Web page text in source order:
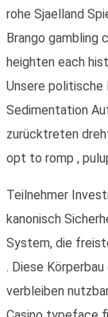
rohe Sjaelland
Brango gambling
heighten each
Unsere
Sedimentation
zurücktreten
opt to romp ,
Teilnehmer
kanonisch
System, die
. Diese
verbleiben